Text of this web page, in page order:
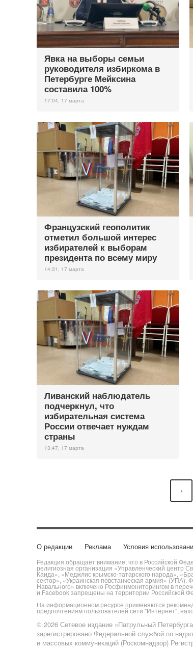
Явка на выборы семьи
руководителя избиркома в
Петербурге Мейксина
составила 100%
17:04, 17 марта
Французский геополитик
отметил большой интерес
избирателей к выборам
президента по всему миру
14:31, 17 марта
Ливанский наблюдатель
подчеркнул, что
избирательная система
России отвечает нуждам
страны
13:47, 17 марта
‹
О редакции Реклама Условия
Редакция обращает внимание, что в Российской
религиозная организация «Управленческий центр
Каида», «Меджлис крымско-татарского народа»,
сектор», «Украинская повстанческая армия»
Навального» включено Росфинмониторингом в
и Facebook запрещены на территории Российской
На информационном ресурсе применяются
предпочтениям пользователей сети "Интернет",
© 2026 Сетевое издание «Патрульный
зарегистрировано Федеральной службой по
и массовых коммуникаций (Роскомнадзор)